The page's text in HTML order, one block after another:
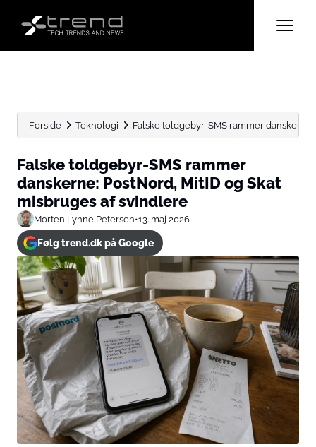
Forside Teknologi Falske toldgebyr-SMS rammer danskerne:
Falske toldgebyr-SMS rammer
danskerne: PostNord, MitID og Skat
misbruges af svindlere
Morten Lyhne Petersen•13. maj 2026
Følg trend.dk på Google